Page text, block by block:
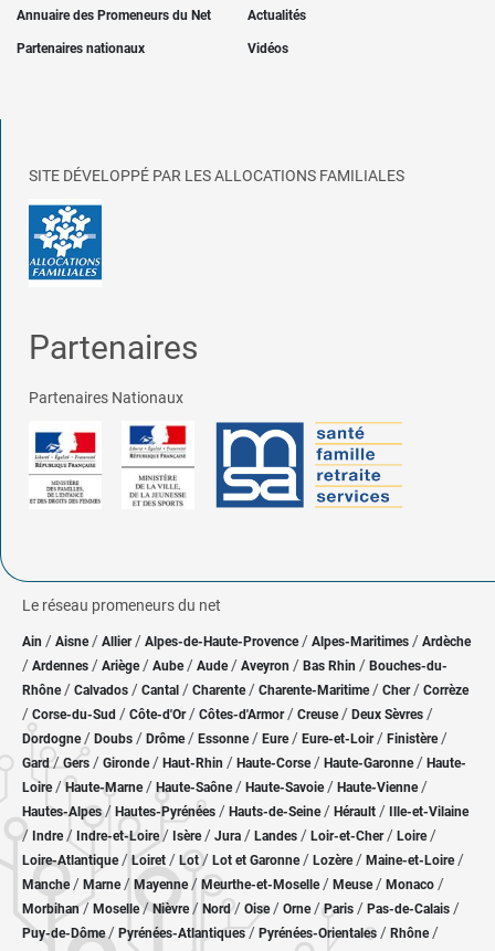
Annuaire des Promeneurs du Net Actualités
Partenaires nationaux Vidéos
SITE DÉVELOPPÉ PAR LES ALLOCATIONS FAMILIALES
Partenaires
Partenaires Nationaux
Le réseau promeneurs du net
Ain / Aisne/ Allier/ Alpes-de-Haute-Provence / Alpes-Maritimes / Ardèche
/ Ardennes / Ariège/ Aube/ Aude / Aveyron / Bas Rhin / Bouches-du-
Rhône/ Calvados / Cantal / Charente / Charente-Maritime/ Cher / Corrèze
/ Corse-du-Sud / Côte-d'Or / Côtes-d'Armor/ Creuse/ Deux Sèvres /
Dordogne/ Doubs / Drôme/ Essonne / Eure/ Eure-et-Loir / Finistère/
Gard/Gers / Gironde/ Haut-Rhin / Haute-Corse/ Haute-Garonne/ Haute-
Loire/Haute-Marne/ Haute-Saône/ Haute-Savoie/ Haute-Vienne/
Hautes-Alpes/ Hautes-Pyrénées / Hauts-de-Seine/ Hérault / Ille-et-Vilaine
/ Indre/ Indre-et-Loire/ Isère/ Jura / Landes / Loir-et-Cher/ Loire/
Loire-Atlantique/ Loiret / Lot/ Lot et Garonne/ Lozère / Maine-et-Loire/
Manche/ Marne/ Mayenne/ Meurthe-et-Moselle/ Meuse/ Monaco /
Morbihan/ Moselle/ Nièvre / Nord/ Oise / Orne/Paris / Pas-de-Calais /
Puy-de-Dôme/ Pyrénées-Atlantiques / Pyrénées-Orientales / Rhône/